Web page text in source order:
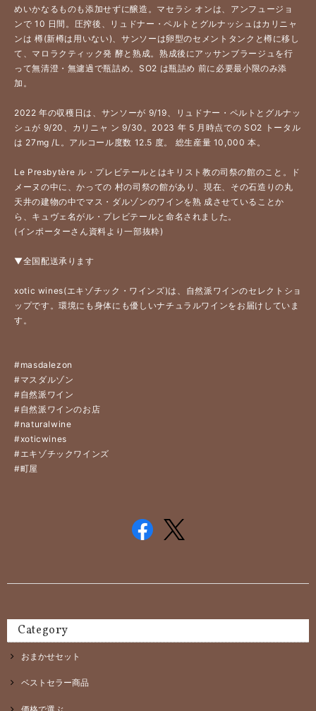
めいかなるものも添加せずに醸造。マセラシ オンは、アンフュージョ
ンで 10 日間。圧搾後、リュドナー・ペルトとグルナッシュはカリニャ
ンは 樽(新樽は用いない)、サンソーは卵型のセメントタンクと樽に移し
て、マロラクティック発 酵と熟成。熟成後にアッサンブラージュを行
って無清澄・無濾過で瓶詰め。SO2 は瓶詰め 前に必要最小限のみ添
加。
2022 年の収穫日は、サンソーが 9/19、リュドナー・ペルトとグルナッ
シュが 9/20、カリニャ ン 9/30。2023 年 5 月時点での SO2 トータル
は 27mg /L。アルコール度数 12.5 度。 総生産量 10,000 本。
Le Presbytère ル・プレビテールとはキリスト教の司祭の館のこと。ド
メーヌの中に、かっての 村の司祭の館があり、現在、その石造りの丸
天井の建物の中でマス・ダルゾンのワインを熟 成させていることか
ら、キュヴェ名がル・プレビテールと命名されました。
(インポーターさん資料より一部抜粋)
▼全国配送承ります
xotic wines(エキゾチック・ワインズ)は、自然派ワインのセレクトショ
ップです。環境にも身体にも優しいナチュラルワインをお届けしていま
す。
#masdalezon
#マスダルゾン
#自然派ワイン
#自然派ワインのお店
#naturalwine
#xoticwines
#エキゾチックワインズ
#町屋
Category
おまかせセット
ベストセラー商品